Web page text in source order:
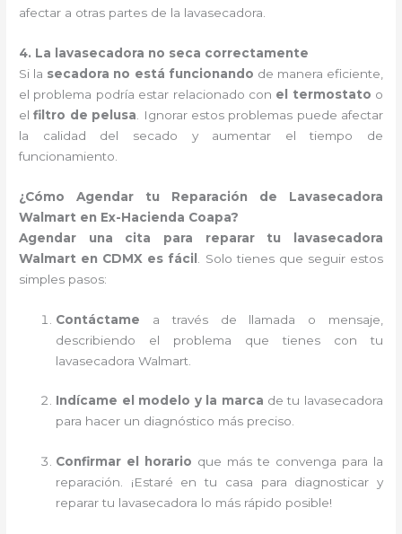
afectar a otras partes de la lavasecadora.
4. La lavasecadora no seca correctamente
Si la secadora no está funcionando de manera eficiente,
el problema podría estar relacionado con el termostato o
elfiltro de pelusa . Ignorar estos problemas puede afectar
la calidad del secado y aumentar el tiempo de
funcionamiento.
¿Cómo Agendar tu Reparación de Lavasecadora
Walmart en Ex-Hacienda Coapa?
Agendar una cita para reparar tu lavasecadora
Walmart en CDMX es fácil
. Solo tienes que seguir estos
simples pasos:
Contáctame a través de llamada o mensaje,
describiendo el problema que tienes con tu
lavasecadora Walmart.
Indícame el modelo y la marca de tu lavasecadora
para hacer un diagnóstico más preciso.
Confirmar el horario que más te convenga para la
reparación. ¡Estaré en tu casa para diagnosticar y
reparar tu lavasecadora lo más rápido posible!